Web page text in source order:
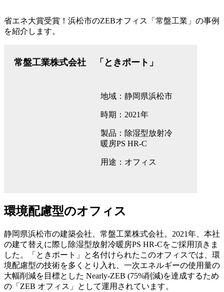
省エネ大賞受賞！浜松市のZEBオフィス「常盤工業」の事例
を紹介します。
常盤工業株式会社 「ときポート」
地域：静岡県浜松市
時期：2021年
製品：除湿型放射冷
暖房PS HR-C
用途：オフィス
環境配慮型のオフィス
静岡県浜松市の建築会社、常盤工業株式会社。2021年、本社
の建て替えに際し除湿型放射冷暖房PS HR-Cをご採用頂きま
した。「ときポート」と名付けられたこのオフィスでは、環
境配慮型の技術を多くとり入れ、一次エネルギーの使用量の
大幅削減を目標とした Nearly-ZEB (75%削減)を達成するため
の「ZEB オフィス」として運用されています。